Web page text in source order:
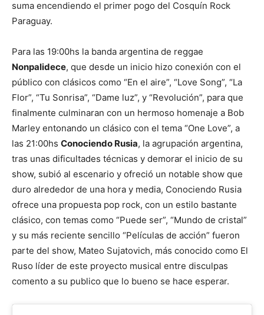
suma encendiendo el primer pogo del Cosquín Rock
Paraguay.
Para las 19:00hs la banda argentina de reggae
Nonpalidece, que desde un inicio hizo conexión con el
público con clásicos como “En el aire”, “Love Song”, “La
Flor”, “Tu Sonrisa”, “Dame luz”, y “Revolución”, para que
finalmente culminaran con un hermoso homenaje a Bob
Marley entonando un clásico con el tema “One Love”, a
las 21:00hs Conociendo Rusia, la agrupación argentina,
tras unas dificultades técnicas y demorar el inicio de su
show, subió al escenario y ofreció un notable show que
duro alrededor de una hora y media, Conociendo Rusia
ofrece una propuesta pop rock, con un estilo bastante
clásico, con temas como “Puede ser”, “Mundo de cristal”
y su más reciente sencillo “Películas de acción” fueron
parte del show, Mateo Sujatovich, más conocido como El
Ruso líder de este proyecto musical entre disculpas
comento a su publico que lo bueno se hace esperar.